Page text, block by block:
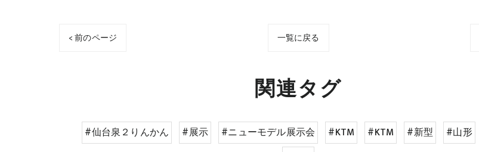
< 前のページ 一覧に戻る
関連タグ
#仙台泉２りんかん #展示 #ニューモデル展示会 #KTM #KTM #新型 #山形